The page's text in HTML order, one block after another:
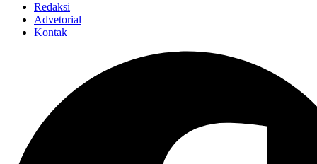
Redaksi
Advetorial
Kontak